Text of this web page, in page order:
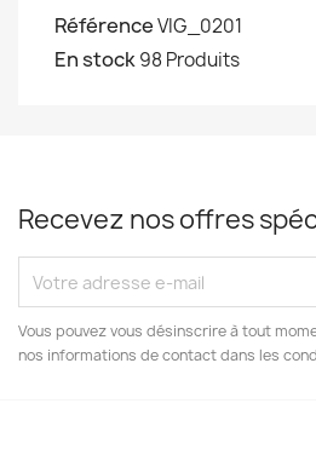
RéférenceVIG_0201
En stock98 Produits
Recevez nos offres
Vous pouvez vous désinscrire à tout
nos informations de contact dans les